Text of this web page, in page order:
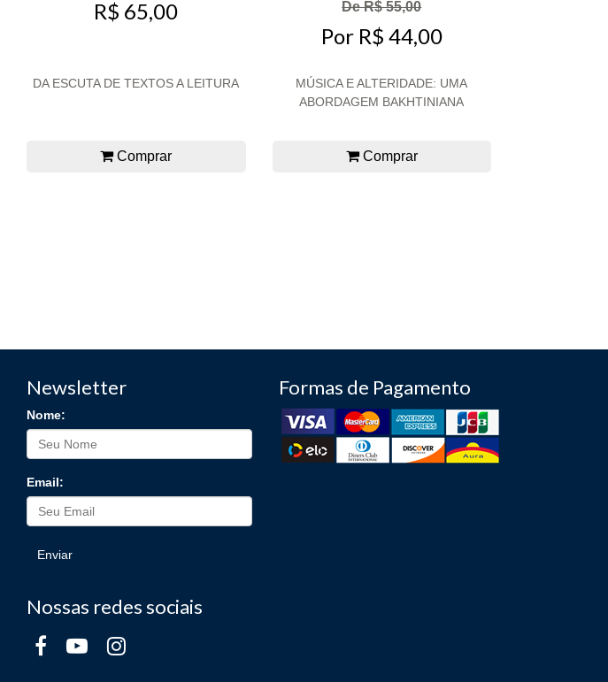
R$ 65,00
DA ESCUTA DE TEXTOS A LEITURA
Comprar
De R$ 55,00
Por R$ 44,00
MÚSICA E ALTERIDADE: UMA
ABORDAGEM BAKHTINIANA
Comprar
Newsletter
Nome:
Email:
Enviar
Nossas redes sociais
Formas de Pagamento